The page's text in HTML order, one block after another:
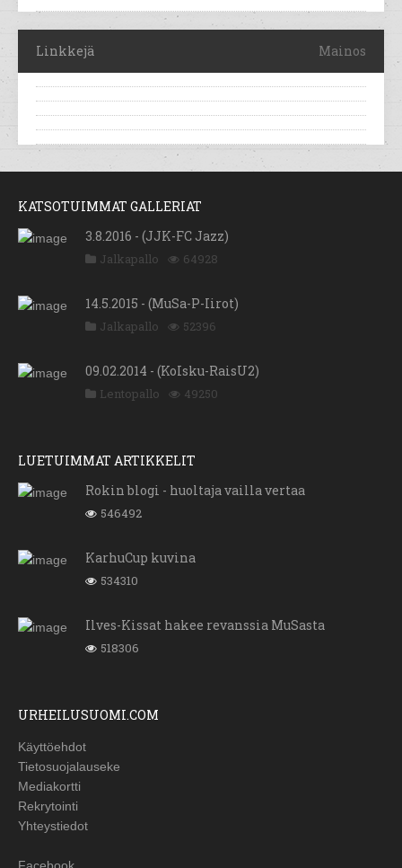
Linkkejä Mainos
KATSOTUIMMAT GALLERIAT
3.8.2016 - (JJK-FC Jazz)
Jalkapallo 64928
14.5.2015 - (MuSa-P-Iirot)
Jalkapallo 52396
09.02.2014 - (KoIsku-RaisU2)
Lentopallo 49250
LUETUIMMAT ARTIKKELIT
Rokin blogi - huoltaja vailla vertaa
546492
KarhuCup kuvina
534310
Ilves-Kissat hakee revanssia MuSasta
518306
URHEILUSUOMI.COM
Käyttöehdot
Tietosuojalauseke
Mediakortti
Rekrytointi
Yhteystiedot